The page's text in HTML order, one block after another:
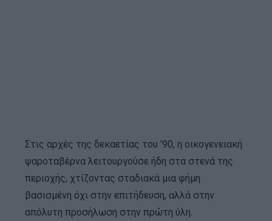
Στις αρχές της δεκαετίας του ’90, η οικογενειακή
ψαροταβέρνα λειτουργούσε ήδη στα στενά της
περιοχής, χτίζοντας σταδιακά μια φήμη
βασισμένη όχι στην επιτήδευση, αλλά στην
απόλυτη προσήλωση στην πρώτη ύλη.